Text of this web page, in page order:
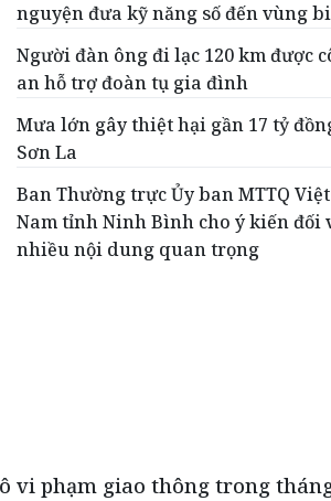
nguyện đưa kỹ năng số đến vùng
Người đàn ông đi lạc 120 km được
an hỗ trợ đoàn tụ gia đình
Mưa lớn gây thiệt hại gần 17 tỷ
Sơn La
Ban Thường trực Ủy ban MTTQ Việt
Nam tỉnh Ninh Bình cho ý kiến đối
nhiều nội dung quan trọng
vi phạm giao thông trong